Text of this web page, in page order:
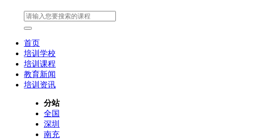
首页
培训学校
培训课程
教育新闻
培训资讯
分站
全国
深圳
南充